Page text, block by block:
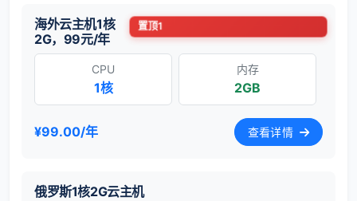
海外云主机1核
2G，99元/年
置顶1
CPU
1核
内存
2GB
¥99.00/年 查看详情
俄罗斯1核2G云主机